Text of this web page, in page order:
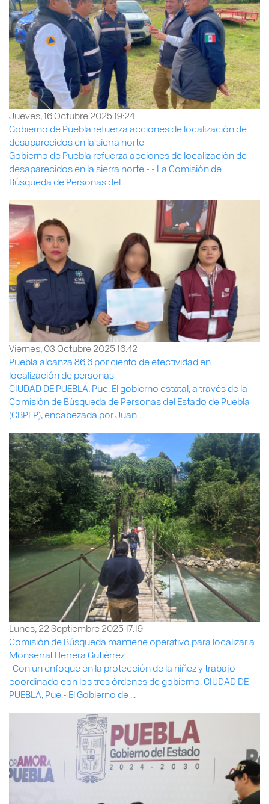
Jueves, 16 Octubre 2025 19:24
Gobierno de Puebla refuerza acciones de localización de
desaparecidos en la sierra norte
Gobierno de Puebla refuerza acciones de localización de
desaparecidos en la sierra norte - - La Comisión de
Búsqueda de Personas del ...
Viernes, 03 Octubre 2025 16:42
Puebla alcanza 86.6 por ciento de efectividad en
localización de personas
CIUDAD DE PUEBLA, Pue. El gobierno estatal, a través de la
Comisión de Búsqueda de Personas del Estado de Puebla
(CBPEP), encabezada por Juan ...
Lunes, 22 Septiembre 2025 17:19
Comisión de Búsqueda mantiene operativo para localizar a
Monserrat Herrera Gutiérrez
-Con un enfoque en la protección de la niñez y trabajo
coordinado con los tres órdenes de gobierno. CIUDAD DE
PUEBLA, Pue.- El Gobierno de ...